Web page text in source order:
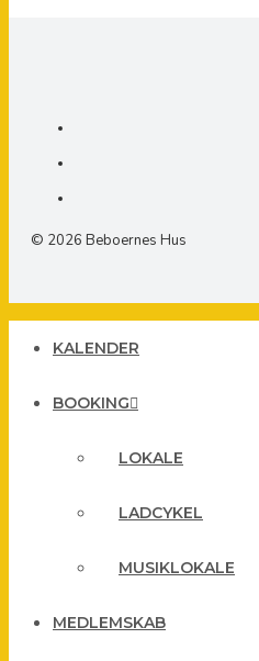
© 2026 Beboernes Hus
KALENDER
BOOKING
LOKALE
LADCYKEL
MUSIKLOKALE
MEDLEMSKAB